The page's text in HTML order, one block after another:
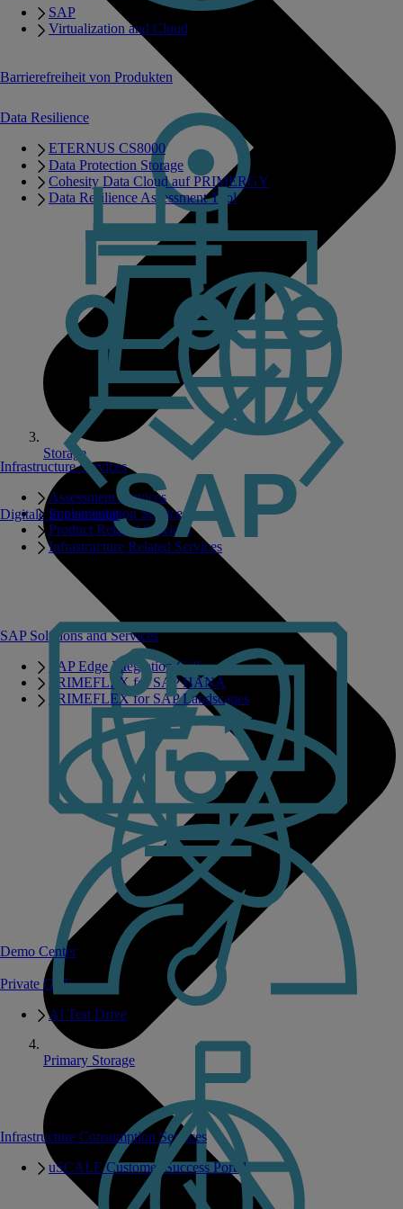
SAP
Virtualization and Cloud
Infrastructure Services
Assessment Services
Implementation Services
Product Related Services
Infrastructure Related Services
Private GPT
AI Test Drive
Data Resilience
ETERNUS CS8000
Data Protection Storage
Cohesity Data Cloud auf PRIMERGY
Data Resilience Assessment Tool
SAP Solutions and Services
SAP Edge Integration Cell
PRIMEFLEX for SAP HANA
PRIMEFLEX for SAP Landscapes
Infrastructure Consumption Services
uSCALE Customer Success Portal
Barrierefreiheit von Produkten
Digitale Souveränität
Demo Center
Storage
Primary Storage